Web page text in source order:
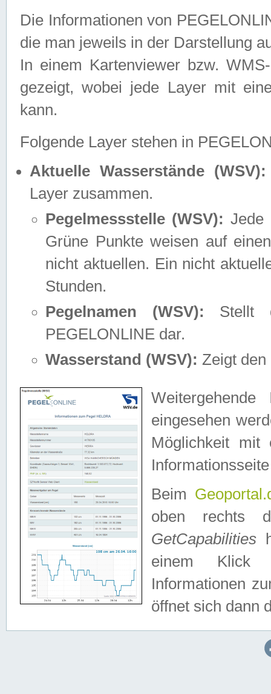
Die Informationen von
die man jeweils in der Darstellung
In einem Kartenviewer bzw.
gezeigt, wobei jede Layer mit
kann.
Folgende Layer stehen in
Aktuelle Wasserstände (WSV):
Layer zusammen.
Pegelmessstelle (WSV): Jede
Grüne Punkte weisen auf
nicht aktuellen. Ein nicht
Stunden.
Pegelnamen (WSV): Stellt
PEGELONLINE dar.
Wasserstand (WSV): Zeigt den
eingesehen
Möglichkeit mit
Beim
oben rechts
GetCapabilities
einem Klick
Informationen
öffnet sich dann